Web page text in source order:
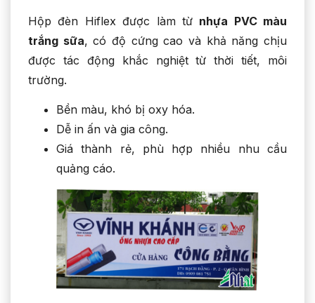
Hộp đèn Hiflex được làm từ nhựa PVC màu
trắng sữa, có độ cứng cao và khả năng chịu
được tác động khắc nghiệt từ thời tiết, môi
trường.
Bền màu, khó bị oxy hóa.
Dễ in ấn và gia công.
Giá thành rẻ, phù hợp nhiều nhu cầu
quảng cáo.